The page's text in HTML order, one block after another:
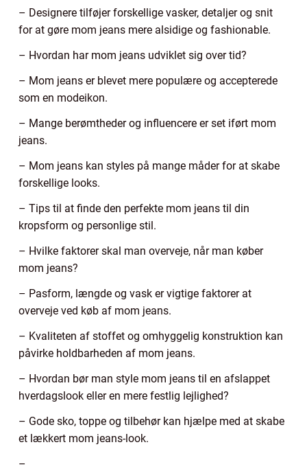
– Designere tilføjer forskellige vasker, detaljer og snit
for at gøre mom jeans mere alsidige og fashionable.
– Hvordan har mom jeans udviklet sig over tid?
– Mom jeans er blevet mere populære og accepterede
som en modeikon.
– Mange berømtheder og influencere er set iført mom
jeans.
– Mom jeans kan styles på mange måder for at skabe
forskellige looks.
– Tips til at finde den perfekte mom jeans til din
kropsform og personlige stil.
– Hvilke faktorer skal man overveje, når man køber
mom jeans?
– Pasform, længde og vask er vigtige faktorer at
overveje ved køb af mom jeans.
– Kvaliteten af stoffet og omhyggelig konstruktion kan
påvirke holdbarheden af mom jeans.
– Hvordan bør man style mom jeans til en afslappet
hverdagslook eller en mere festlig lejlighed?
– Gode sko, toppe og tilbehør kan hjælpe med at skabe
et lækkert mom jeans-look.
–